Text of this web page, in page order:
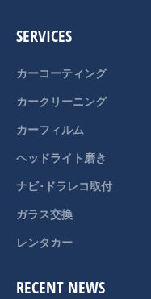
opens
new
window
opens
new
window
SERVICES
カーコーティング
カークリーニング
カーフィルム
ヘッドライト磨き
ナビ･ドラレコ取付
ガラス交換
レンタカー
RECENT NEWS